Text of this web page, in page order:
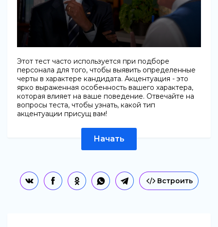
Этот тест часто используется при подборе
персонала для того, чтобы выявить определенные
черты в характере кандидата. Акцентуация - это
ярко выраженная особенность вашего характера,
которая влияет на ваше поведение. Отвечайте на
вопросы теста, чтобы узнать, какой тип
акцентуации присущ вам!
Начать
Встроить